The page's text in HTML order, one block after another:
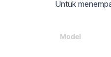
Untuk
Model